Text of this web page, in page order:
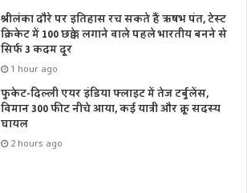
श्रीलंका दौरे पर इतिहास रच सकते हैं ऋषभ पंत, टेस्ट
क्रिकेट में 100 छक्के लगाने वाले पहले भारतीय बनने से
सिर्फ 3 कदम दूर
1 hour ago
फुकेट-दिल्ली एयर इंडिया फ्लाइट में तेज टर्बुलेंस,
विमान 300 फीट नीचे आया, कई यात्री और क्रू सदस्य
घायल
2 hours ago